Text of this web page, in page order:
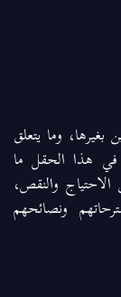
بغيرها، وما يتعلق
في هذا الحقل ما
والنقص،
ونصائحهم